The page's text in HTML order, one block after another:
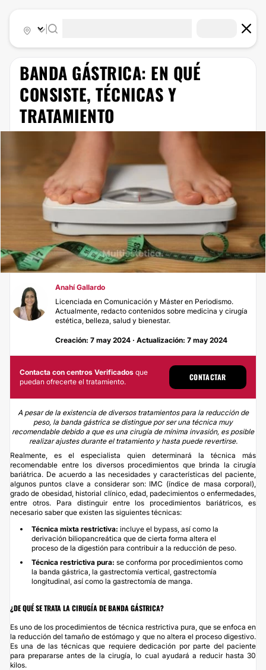
BANDA GÁSTRICA: EN QUÉ
CONSISTE, TÉCNICAS Y
TRATAMIENTO
Anahí Gallardo
Licenciada en Comunicación y Máster en Periodismo.
Actualmente, redacto contenidos sobre medicina y cirugía
estética, belleza, salud y bienestar.
Creación: 7 may 2024 · Actualización: 7 may 2024
Contacta con centros Verificados que
puedan ofrecerte el tratamiento.
CONTACTAR
A pesar de la existencia de diversos tratamientos para la reducción de
peso, la banda gástrica se distingue por ser una técnica muy
recomendable debido a que es una cirugía de mínima invasión, es posible
realizar ajustes durante el tratamiento y hasta puede revertirse.
Realmente, es el especialista quien determinará la técnica más
recomendable entre los diversos procedimientos que brinda la cirugía
bariátrica. De acuerdo a las necesidades y características del paciente,
algunos puntos clave a considerar son: IMC (índice de masa corporal),
grado de obesidad, historial clínico, edad, padecimientos o enfermedades,
entre otros. Para distinguir entre los procedimientos bariátricos, es
necesario saber que existen las siguientes técnicas:
Técnica mixta restrictiva: incluye el bypass, así como la
derivación biliopancreática que de cierta forma altera el
proceso de la digestión para contribuir a la reducción de peso.
Técnica restrictiva pura: se conforma por procedimientos como
la banda gástrica, la gastrectomía vertical, gastrectomía
longitudinal, así como la gastrectomía de manga.
¿DE QUÉ SE TRATA LA CIRUGÍA DE BANDA GÁSTRICA?
Es uno de los procedimientos de técnica restrictiva pura, que se enfoca en
la reducción del tamaño de estómago y que no altera el proceso digestivo.
Es una de las técnicas que requiere dedicación por parte del paciente
para prepararse antes de la cirugía, lo cual ayudará a reducir hasta 30
kilos.